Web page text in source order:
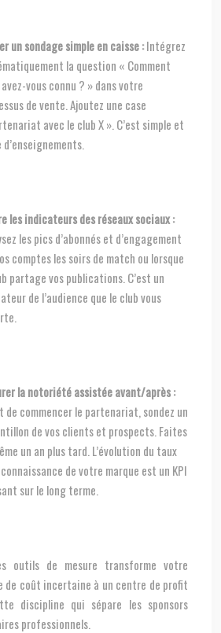
un sondage simple en caisse :Intégrez
la question « Comment
vous connu ? » dans votre
de vente. Ajoutez une case
avec le club X ». C’est simple et
les indicateurs des réseaux sociaux :
les pics d’abonnés et d’engagement
comptes les soirs de match ou lorsque
partage vos publications. C’est un
de l’audience que le club vous
la notoriété assistée avant/après :
de commencer le partenariat, sondez un
de vos clients et prospects. Faites
un an plus tard. L’évolution du taux
de votre marque est un KPI
sur le long terme.
outils de mesure transforme votre
de coût incertaine à un centre de profit
discipline qui sépare les sponsors
professionnels.